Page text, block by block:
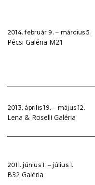
2014. február 9. ‒ március 5.
Pécsi Galéria M21
2013. április 19. ‒ május 12.
Lena & Roselli Galéria
2011. június 1. ‒ július 1.
B32 Galéria